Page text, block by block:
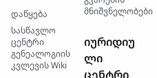
დაწყება
სასწავლო
ცენტრი
გენეალოგიის
კვლევის Wiki
მნიშვნელობები
იურიდიუ
ლი
ცენტრი